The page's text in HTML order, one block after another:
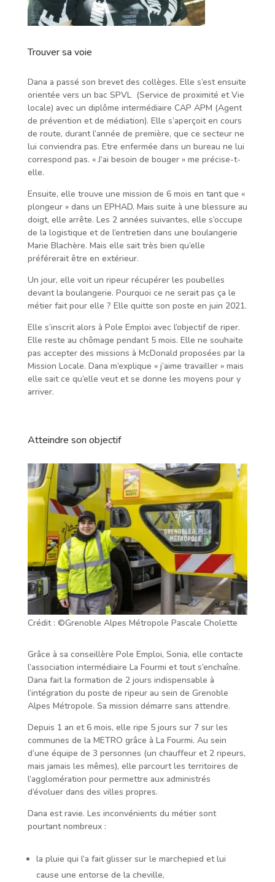
Trouver sa voie
Dana a passé son brevet des collèges. Elle s’est ensuite
orientée vers un bac SPVL (Service de proximité et Vie
locale) avec un diplôme intermédiaire CAP APM (Agent
de prévention et de médiation). Elle s’aperçoit en cours
de route, durant l’année de première, que ce secteur ne
lui conviendra pas. Etre enfermée dans un bureau ne lui
correspond pas. « J’ai besoin de bouger » me précise-t-
elle.
Ensuite, elle trouve une mission de 6 mois en tant que «
plongeur » dans un EPHAD. Mais suite à une blessure au
doigt, elle arrête. Les 2 années suivantes, elle s’occupe
de la logistique et de l’entretien dans une boulangerie
Marie Blachère. Mais elle sait très bien qu’elle
préférerait être en extérieur.
Un jour, elle voit un ripeur récupérer les poubelles
devant la boulangerie. Pourquoi ce ne serait pas ça le
métier fait pour elle ? Elle quitte son poste en juin 2021.
Elle s’inscrit alors à Pole Emploi avec l’objectif de riper.
Elle reste au chômage pendant 5 mois. Elle ne souhaite
pas accepter des missions à McDonald proposées par la
Mission Locale. Dana m’explique « j’aime travailler » mais
elle sait ce qu’elle veut et se donne les moyens pour y
arriver.
Atteindre son objectif
Crédit : ©Grenoble Alpes Métropole Pascale Cholette
Grâce à sa conseillère Pole Emploi, Sonia, elle contacte
l’association intermédiaire La Fourmi et tout s’enchaîne.
Dana fait la formation de 2 jours indispensable à
l’intégration du poste de ripeur au sein de Grenoble
Alpes Métropole. Sa mission démarre sans attendre.
Depuis 1 an et 6 mois, elle ripe 5 jours sur 7 sur les
communes de la METRO grâce à La Fourmi. Au sein
d’une équipe de 3 personnes (un chauffeur et 2 ripeurs,
mais jamais les mêmes), elle parcourt les territoires de
l’agglomération pour permettre aux administrés
d’évoluer dans des villes propres.
Dana est ravie. Les inconvénients du métier sont
pourtant nombreux :
la pluie qui l’a fait glisser sur le marchepied et lui
cause une entorse de la cheville,